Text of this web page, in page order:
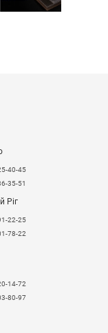
40-45
35-51
Ріг
22-25
78-22
14-72
80-97